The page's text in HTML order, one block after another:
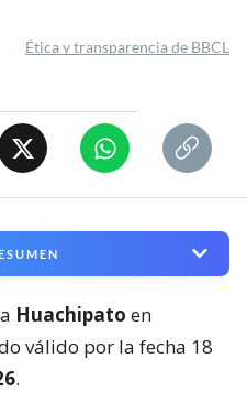
Ética y transparencia de BBCL
Huachipato en
válido por la fecha 18
.